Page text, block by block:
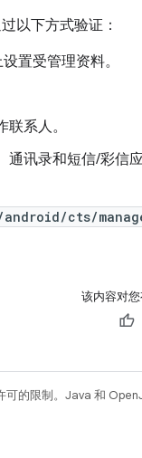
以下方式验证：
置受管理资料。
系人。
通讯录和短信/彩信
android/cts/
该内容对
可的限制。Java 和